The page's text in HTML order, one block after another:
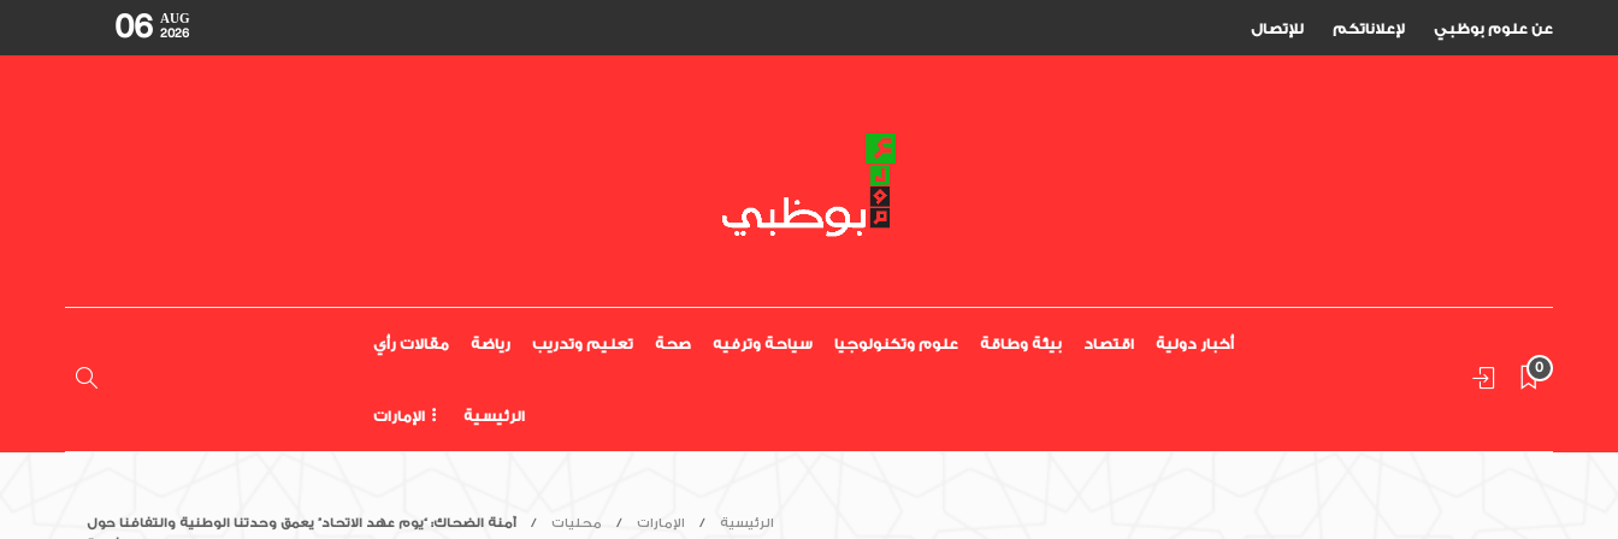
للإتصال لإعلاناتكم عن علوم بوظبي 06 AUG
2026
مقالات رأي رياضة تعليم وتدريب صحة سياحة وترفيه علوم وتكنولوجيا بيئة وطاقة اقتصاد أخبار دولية
الإمارات الرئيسية
0
الرئيسية الإمارات محليات
آمنة الضحاك: “يوم عهد الاتحاد” يعمق وحدتنا الوطنية والتفافنا حول